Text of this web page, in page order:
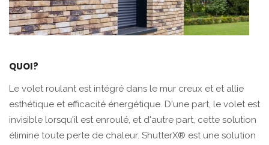
QUOI?
Le volet roulant est intégré dans le mur creux et et allie
esthétique et efficacité énergétique. D'une part, le volet est
invisible lorsqu'il est enroulé, et d'autre part, cette solution
élimine toute perte de chaleur. ShutterX® est une solution